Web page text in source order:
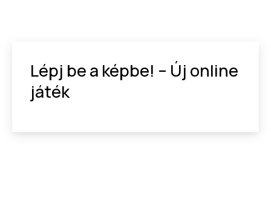
Lépj be a képbe! – Új online
játék